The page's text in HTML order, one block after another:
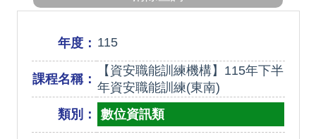
年度： 115
課程名稱：
【資安職能訓練機構】115年下半
年資安職能訓練(東南)
類別：
數位資訊類